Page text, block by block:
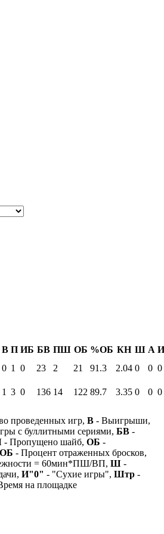
В П ИБ БВ ПШ ОБ %ОБ КН Ш А
0 1 0 23 2 21 91.3 2.04 0 0 0
1 3 0 136 14 122 89.7 3.35 0 0 0
проведенных игр, В - Выигрыши,
с буллитными сериями, БВ -
- Пропущено шайб, ОБ -
- Процент отраженных бросков,
= 60мин*ПШ/ВП, Ш -
И"0" - "Сухие игры", Штр -
на площадке